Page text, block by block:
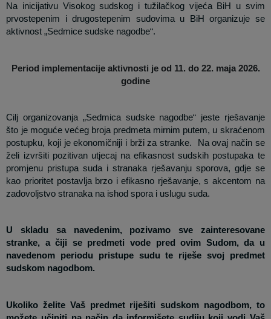
Na inicijativu Visokog sudskog i tužilačkog vijeća BiH u svim
prvostepenim i drugostepenim sudovima u BiH organizuje se
aktivnost „Sedmice sudske nagodbe“.
Period implementacije aktivnosti je od 11. do 22. maja 2026.
godine
Cilj organizovanja „Sedmica sudske nagodbe“ jeste rješavanje
što je moguće većeg broja predmeta mirnim putem, u skraćenom
postupku, koji je ekonomičniji i brži za stranke.
Na ovaj način se
želi izvršiti pozitivan utjecaj na efikasnost sudskih postupaka te
promjenu pristupa suda i stranaka rješavanju sporova, gdje se
kao prioritet postavlja brzo i efikasno rješavanje, s akcentom na
zadovoljstvo stranaka na ishod spora i uslugu suda.
U skladu sa navedenim, pozivamo sve zainteresovane
stranke, a čiji se predmeti vode pred ovim Sudom, da u
navedenom periodu pristupe sudu te riješe svoj predmet
sudskom nagodbom.
Ukoliko želite Vaš predmet riješiti sudskom nagodbom, to